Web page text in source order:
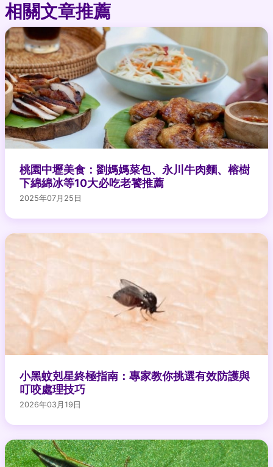
相關文章推薦
桃園中壢美食：劉媽媽菜包、永川牛肉麵、榕樹
下綿綿冰等10大必吃老饕推薦
2025年07月25日
小黑蚊剋星終極指南：專家教你挑選有效防護與
叮咬處理技巧
2026年03月19日